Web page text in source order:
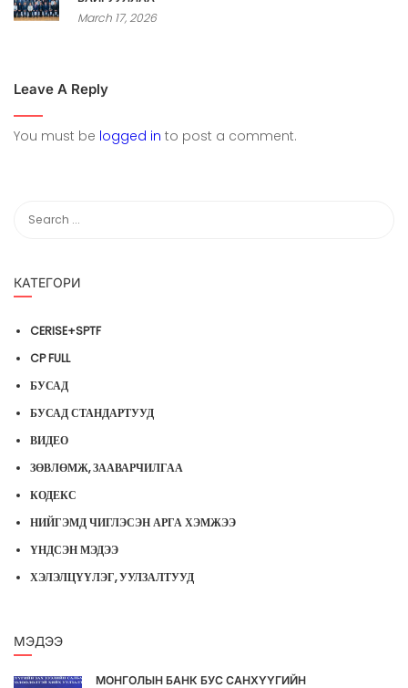
March 17, 2026
Leave A Reply
You must be logged in to post a comment.
КАТЕГОРИ
CERISE+SPTF
CP FULL
БУСАД
БУСАД СТАНДАРТУУД
ВИДЕО
ЗӨВЛӨМЖ, ЗААВАРЧИЛГАА
КОДЕКС
НИЙГЭМД ЧИГЛЭСЭН АРГА ХЭМЖЭЭ
ҮНДСЭН МЭДЭЭ
ХЭЛЭЛЦҮҮЛЭГ, УУЛЗАЛТУУД
МЭДЭЭ
МОНГОЛЫН БАНК БУС САНХҮҮГИЙН